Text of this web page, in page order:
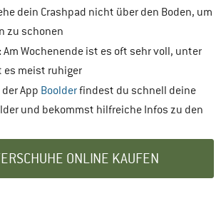
dein Crashpad nicht über den Boden, um
zu schonen
Am Wochenende ist es oft sehr voll, unter
es meist ruhiger
App Boolderfindest du schnell deine
und bekommst hilfreiche Infos zu den
ONLINE KAUFEN